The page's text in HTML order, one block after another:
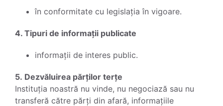
în conformitate cu legislația în vigoare.
4. Tipuri de informații publicate
informații de interes public.
5. Dezvăluirea părților terțe
Instituția noastră nu vinde, nu negociază sau nu
transferă către părți din afară, informațiile